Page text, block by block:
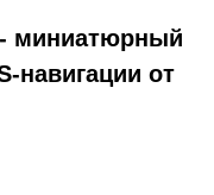
- миниатюрный
навигации от